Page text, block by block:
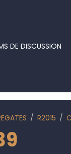
DE DISCUSSION
R2015